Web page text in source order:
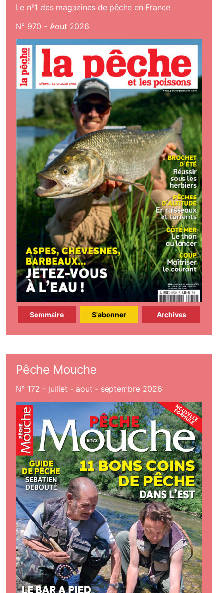
Le nº1 des magazines de pêche en France
N° 970 - Aout 2026
Sommaire S'abonner Archives
Pêche Mouche
N° 172 - juillet - aout - septembre 2026